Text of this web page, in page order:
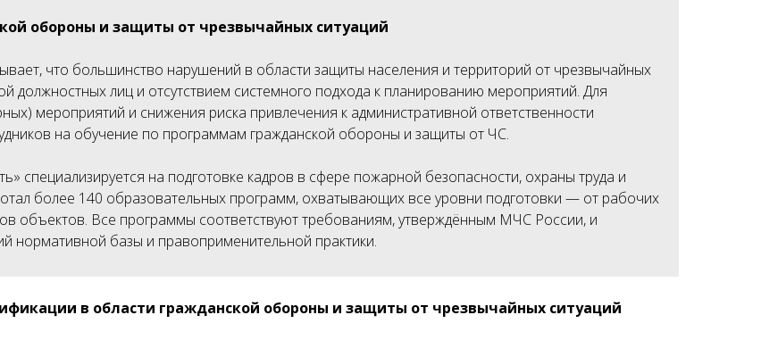
обороны и защиты от чрезвычайных ситуаций
что большинство нарушений в области защиты населения и территорий от чрезвычайных
должностных лиц и отсутствием системного подхода к планированию мероприятий. Для
мероприятий и снижения риска привлечения к административной ответственности
на обучение по программам гражданской обороны и защиты от ЧС.
специализируется на подготовке кадров в сфере пожарной безопасности, охраны труда и
более 140 образовательных программ, охватывающих все уровни подготовки — от рабочих
объектов. Все программы соответствуют требованиям, утверждённым МЧС России, и
нормативной базы и правоприменительной практики.
в области гражданской обороны и защиты от чрезвычайных ситуаций